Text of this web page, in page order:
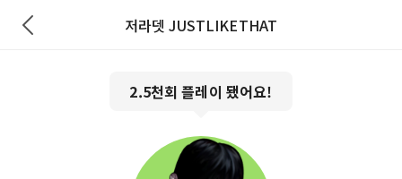
저라뎃 JUSTLIKETHAT
2.5천회 플레이 됐어요!